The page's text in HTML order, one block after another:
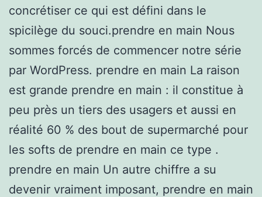
concrétiser ce qui est défini dans le
spicilège du souci.prendre en main Nous
sommes forcés de commencer notre série
par WordPress. prendre en main La raison
est grande prendre en main : il constitue à
peu près un tiers des usagers et aussi en
réalité 60 % des bout de supermarché pour
les softs de prendre en main ce type .
prendre en main Un autre chiffre a su
devenir vraiment imposant, prendre en main